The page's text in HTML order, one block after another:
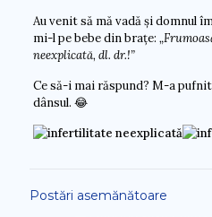
Au venit să mă vadă și domnul
mi-l pe bebe din brațe:
neexplicată, dl. dr.!”
Ce să-i mai răspund? M-a
dânsul. 😂
Postări asemănătoare